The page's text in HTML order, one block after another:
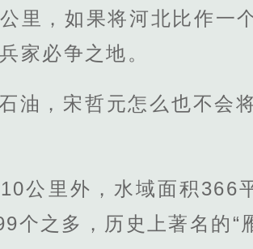
里，如果将河北比作一
家必争之地。
油，宋哲元怎么也不会
公里外，水域面积366
个之多，历史上著名的“